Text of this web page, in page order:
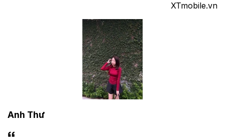
XTmobile.vn
Anh Thư